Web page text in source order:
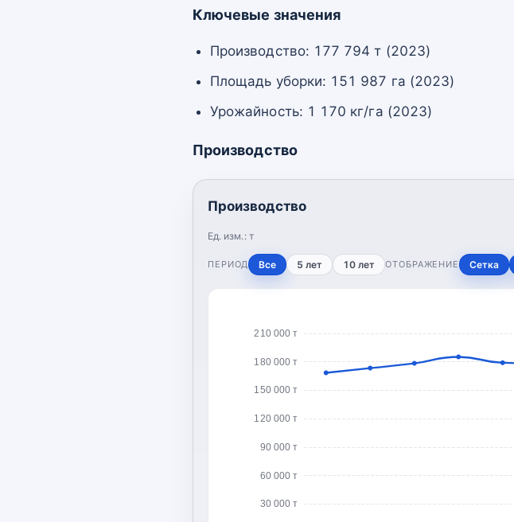
Ключевые значения
Производство: 177 794 т (2023)
Площадь уборки: 151 987 га (2023)
Урожайность: 1 170 кг/га (2023)
Производство
Производство
Ед. изм.: т
ПЕРИОД Все 5 лет 10 лет ОТОБРАЖЕНИЕ Сетка
30 000 т
60 000 т
90 000 т
120 000 т
150 000 т
180 000 т
210 000 т